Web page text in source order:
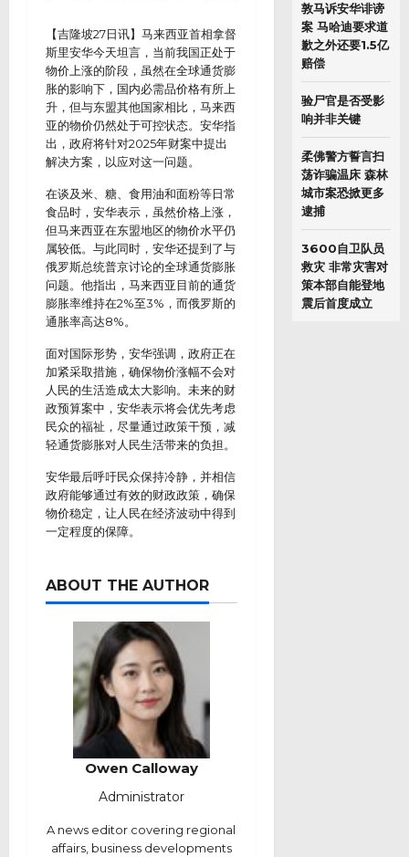
【吉隆坡27日讯】马来西亚首相拿督
斯里安华今天坦言，当前我国正处于
物价上涨的阶段，虽然在全球通货膨
胀的影响下，国内必需品价格有所上
升，但与东盟其他国家相比，马来西
亚的物价仍然处于可控状态。安华指
出，政府将针对2025年财案中提出
解决方案，以应对这一问题。
在谈及米、糖、食用油和面粉等日常
食品时，安华表示，虽然价格上涨，
但马来西亚在东盟地区的物价水平仍
属较低。与此同时，安华还提到了与
俄罗斯总统普京讨论的全球通货膨胀
问题。他指出，马来西亚目前的通货
膨胀率维持在2%至3%，而俄罗斯的
通胀率高达8%。
面对国际形势，安华强调，政府正在
加紧采取措施，确保物价涨幅不会对
人民的生活造成太大影响。未来的财
政预算案中，安华表示将会优先考虑
民众的福祉，尽量通过政策干预，减
轻通货膨胀对人民生活带来的负担。
安华最后呼吁民众保持冷静，并相信
政府能够通过有效的财政政策，确保
物价稳定，让人民在经济波动中得到
一定程度的保障。
ABOUT THE AUTHOR
Owen Calloway
Administrator
A news editor covering regional
affairs, business developments
敦马诉安华诽谤
案 马哈迪要求道
歉之外还要1.5亿
赔偿
验尸官是否受影
响并非关键
柔佛警方誓言扫
荡诈骗温床 森林
城市案恐掀更多
逮捕
3600自卫队员
救灾 非常灾害对
策本部自能登地
震后首度成立